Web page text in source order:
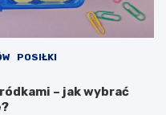
POSIŁKI
– jak wybrać